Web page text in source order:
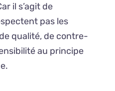
il s’agit de
pas les
qualité, de contre-
au principe